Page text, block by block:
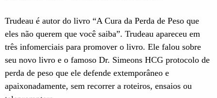
Trudeau é autor do livro “A Cura da Perda de Peso que
eles não querem que você saiba”. Trudeau apareceu em
três infomerciais para promover o livro. Ele falou sobre
seu novo livro e o famoso Dr. Simeons HCG protocolo de
perda de peso que ele defende extemporâneo e
apaixonadamente, sem recorrer a roteiros, ensaios ou